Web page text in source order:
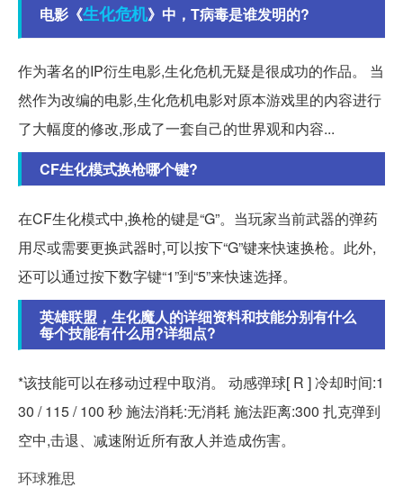
电影《生化危机》中，T病毒是谁发明的?
作为著名的IP衍生电影,生化危机无疑是很成功的作品。 当
然作为改编的电影,生化危机电影对原本游戏里的内容进行
了大幅度的修改,形成了一套自己的世界观和内容...
CF生化模式换枪哪个键?
在CF生化模式中,换枪的键是“G”。当玩家当前武器的弹药
用尽或需要更换武器时,可以按下“G”键来快速换枪。此外,
还可以通过按下数字键“1”到“5”来快速选择。
英雄联盟，生化魔人的详细资料和技能分别有什么
每个技能有什么用?详细点?
*该技能可以在移动过程中取消。 动感弹球[ R ] 冷却时间:1
30 / 115 / 100 秒 施法消耗:无消耗 施法距离:300 扎克弹到
空中,击退、减速附近所有敌人并造成伤害。
环球雅思